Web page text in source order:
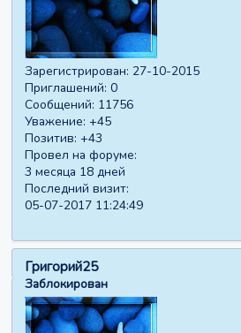
Зарегистрирован: 27-10-2015
Приглашений: 0
Сообщений: 11756
Уважение: +45
Позитив: +43
Провел на форуме:
3 месяца 18 дней
Последний визит:
05-07-2017 11:24:49
Григорий25
Заблокирован